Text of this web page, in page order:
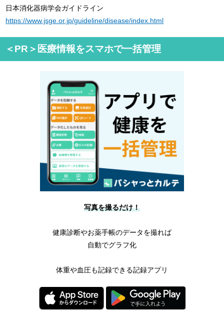
日本消化器病学会ガイドライン
https://www.jsge.or.jp/guideline/disease/index.html
＜PR＞医療情報をスマホで一括管理
写真を撮るだけ！
健康診断やお薬手帳のデータを撮れば
自動でグラフ化
体重や血圧も記録できる記録アプリ